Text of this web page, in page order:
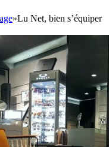
»Lu Net, bien s’équiper